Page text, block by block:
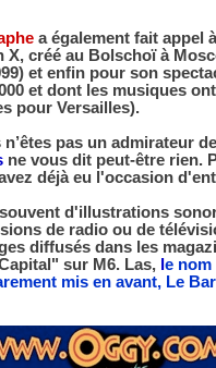
a également fait appel
créé au Bolschoï à
et enfin pour son
et dont les musiques
pour Versailles).
pas un admirateur
ne vous dit peut-être rien.
déjà eu l'occasion
d'illustrations
de radio ou de
diffusés dans les
sur M6. Las, e
mis en avant, Le